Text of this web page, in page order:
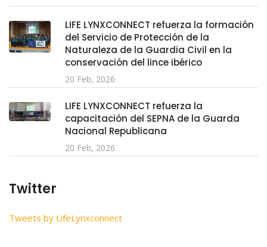
LIFE LYNXCONNECT refuerza la formación
del Servicio de Protección de la
Naturaleza de la Guardia Civil en la
conservación del lince ibérico
20 Feb, 2026
LIFE LYNXCONNECT refuerza la
capacitación del SEPNA de la Guarda
Nacional Republicana
20 Feb, 2026
Twitter
Tweets by LifeLynxconnect